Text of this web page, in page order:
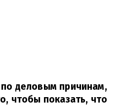
деловым причинам,
чтобы показать, что